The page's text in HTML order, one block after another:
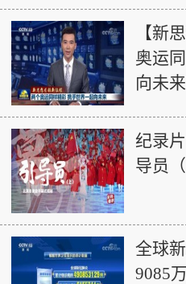
【新
奥运
向未来
纪录
导员（
全球
9085